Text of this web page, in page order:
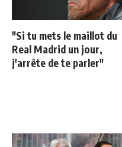
"Si tu mets le maillot du
Real Madrid un jour,
j'arrête de te parler"